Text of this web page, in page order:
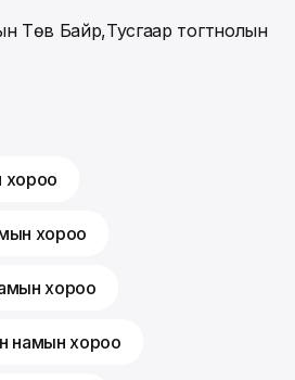
Төв Байр,Тусгаар тогтнолын
хороо
хороо
хороо
намын хороо